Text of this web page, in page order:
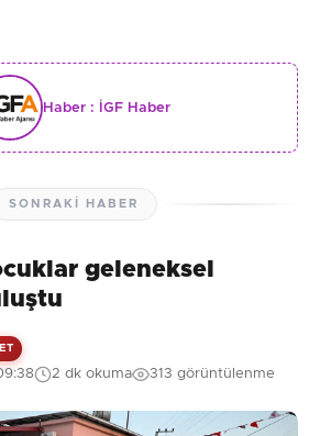
Haber : İGF Haber
SONRAKI HABER
geleneksel
2 dk okuma 313 görüntülenme